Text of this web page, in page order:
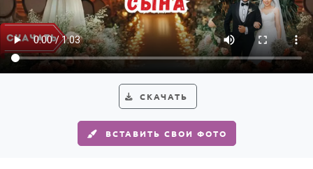
СКАЧАТЬ
ВСТАВИТЬ СВОИ ФОТО